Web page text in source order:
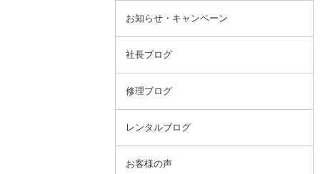
お知らせ・キャンペーン
社長ブログ
修理ブログ
レンタルブログ
お客様の声